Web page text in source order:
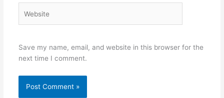
Save my name, email, and website in this browser for the
next time I comment.